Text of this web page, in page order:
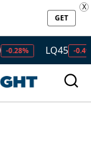
GET
X
LQ45 -0.49% ISSI